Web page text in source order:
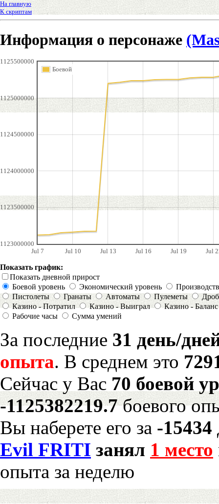
На главную
К скриптам
Информация о персонаже
Jul 7 Jul 10 Jul 13 Jul 16 Jul 19 Jul
1123000000
1123500000
1124000000
1124500000
1125000000
1125500000
Боевой
Показать график:
Показать дневной прирост
Боевой уровень
Экономический уровень
Пистолеты
Гранаты Автоматы Пулеметы
Казино - Потратил
Казино - Выиграл
Казино - Баланс
Рабочие часы
Сумма умений
За последние 31 день/
опыта. В среднем это
Сейчас у Вас 70 боевой
-1125382219.7боевого
Вы наберете его за -15434
Evil FRITI занял 1 место
опыта за неделю